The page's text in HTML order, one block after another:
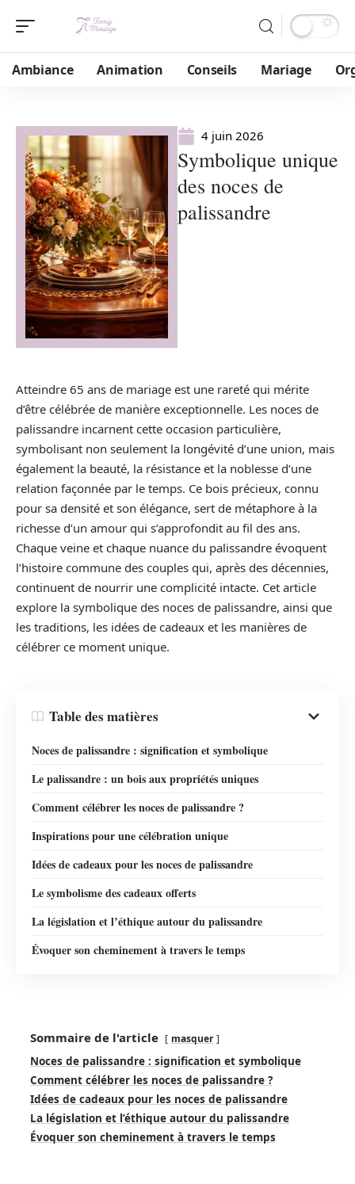
Ambiance Animation Conseils Mariage
4 juin 2026
Symbolique unique
des noces de
palissandre
Atteindre 65 ans de mariage est une rareté qui mérite
d’être célébrée de manière exceptionnelle. Les noces de
palissandre incarnent cette occasion particulière,
symbolisant non seulement la longévité d’une union, mais
également la beauté, la résistance et la noblesse d’une
relation façonnée par le temps. Ce bois précieux, connu
pour sa densité et son élégance, sert de métaphore à la
richesse d’un amour qui s’approfondit au fil des ans.
Chaque veine et chaque nuance du palissandre évoquent
l’histoire commune des couples qui, après des décennies,
continuent de nourrir une complicité intacte. Cet article
explore la symbolique des noces de palissandre, ainsi que
les traditions, les idées de cadeaux et les manières de
célébrer ce moment unique.
Table des matières
Noces de palissandre : signification et symbolique
Le palissandre : un bois aux propriétés uniques
Comment célébrer les noces de palissandre ?
Inspirations pour une célébration unique
Idées de cadeaux pour les noces de palissandre
Le symbolisme des cadeaux offerts
La législation et l’éthique autour du palissandre
Évoquer son cheminement à travers le temps
Sommaire de l'article masquer
Noces de palissandre : signification et symbolique
Comment célébrer les noces de palissandre ?
Idées de cadeaux pour les noces de palissandre
La législation et l’éthique autour du palissandre
Évoquer son cheminement à travers le temps